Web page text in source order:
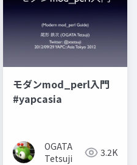
モダンmod_perl入門
#yapcasia
OGATA
Tetsuji
3.2K